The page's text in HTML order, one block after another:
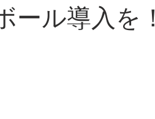
ール導入を！